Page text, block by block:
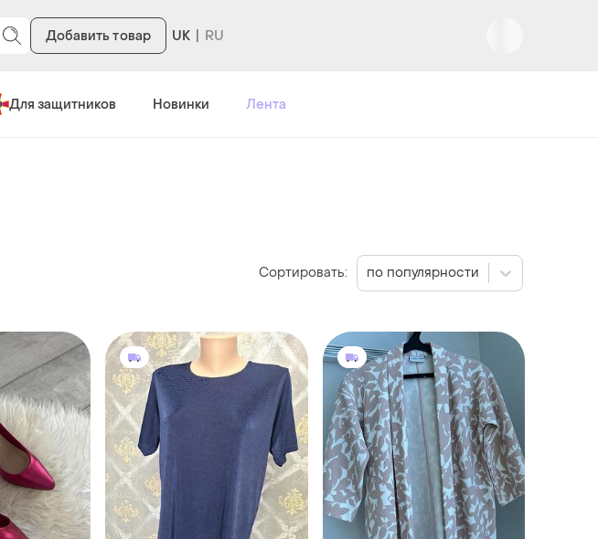
Добавить товар UK
Для защитников Новинки Лента
Сортировать: по популярности